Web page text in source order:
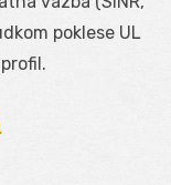
poklese UL